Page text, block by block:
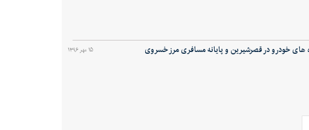
۱۵ مهر ۱۳۹۶ های خودرو در قصرشیرین و پایانه مسافری مرز خسروی